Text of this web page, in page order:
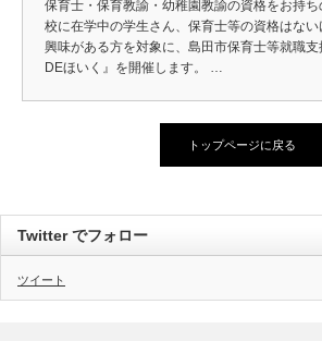
保育士・保育教諭・幼稚園教諭の資格をお持
校に在学中の学生さん、保育士等の資格はな
興味がある方を対象に、島田市保育士等就職
DEほいく』を開催します。 …
トップページに戻る
Twitter でフォロー
ツイート